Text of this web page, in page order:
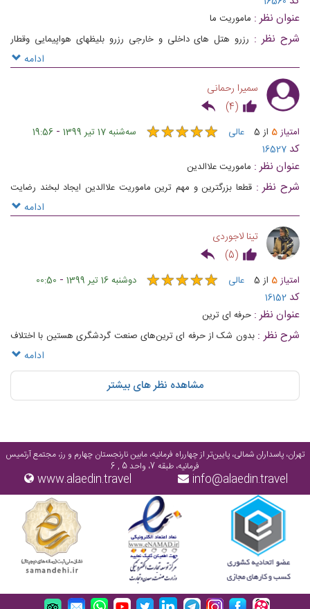
عنوان نظر : ماموریت ما
شرح نظر : رزرو هتل های داخلی و خارجی رزرو بلیظهای هواپیمایی وقطار
رزروسالنهای همایش و جشنها و ارائه تمامی خدمات به صورت انلاین و درلحظه
ادامه
سمیرا رحمانی
(
4
)
امتیاز5 از 5 عالی ★★★★★
★★★★★ ﺳﻪشنبه 17 تیر 1399 -
19:56
کد 16527
عنوان نظر : ماموریت علاالدین
شرح نظر : قطعا بزرگترین و مهم ترین ماموریت علاالدین ایجاد لبخند رضایت
ادامه
تینا لاجوردی
(
5
)
امتیاز5 از 5 عالی ★★★★★
★★★★★ دوشنبه 16 تیر 1399 -
00:50
کد 16152
عنوان نظر : حرفه ای ترین
شرح نظر : بدون شک از حرفه ای ترین‌های صنعت گردشگری هستین با اختلاف
ادامه
مشاهده نظر های بیشتر
تهران، پاسداران شمالی، پایین‌تر از چهارراه فرمانیه، مابین نارنجستان چهارم و رز، مجتمع آرتمیس
فرمانیه، طبقه 7، واحد 5 , 6
info@alaedin.travel
www.alaedin.travel